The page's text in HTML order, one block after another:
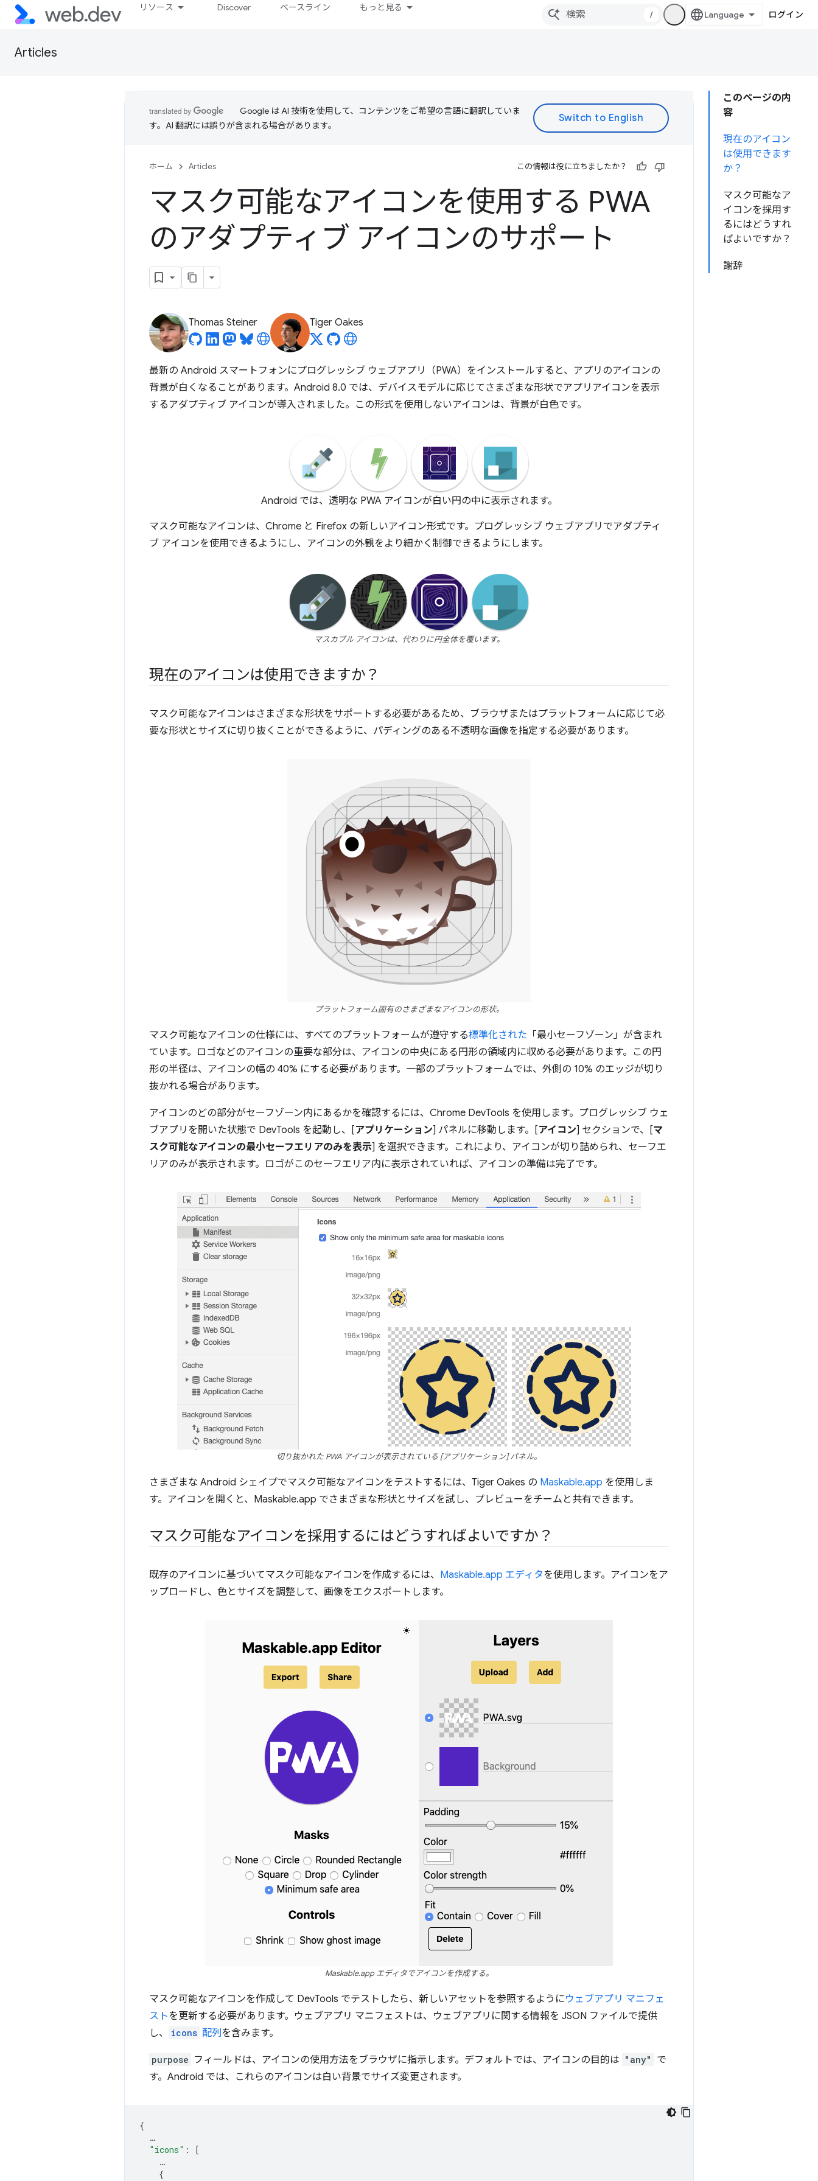
リソース Discover ベースライン もっと見る
/ ログイン
Articles
このページの内
容
現在のアイコン
は使用できます
か？
マスク可能なア
イコンを採用す
るにはどうすれ
ばよいですか？
謝辞
Google は AI 技術を使用して、コンテンツをご希望の言語に翻訳していま
す。AI 翻訳には誤りが含まれる場合があります。
ホーム Articles この情報は役に立ちましたか？
マスク可能なアイコンを使用する PWA
のアダプティブ アイコンのサポート
Thomas Steiner Tiger Oakes
最新の Android スマートフォンにプログレッシブ ウェブアプリ（PWA）をインストールすると、アプリのアイコンの
背景が白くなることがあります。Android 8.0 では、デバイスモデルに応じてさまざまな形状でアプリアイコンを表示
するアダプティブ アイコンが導入されました。この形式を使用しないアイコンは、背景が白色です。
Android では、透明な PWA アイコンが白い円の中に表示されます。
マスク可能なアイコンは、Chrome と Firefox の新しいアイコン形式です。プログレッシブ ウェブアプリでアダプティ
ブ アイコンを使用できるようにし、アイコンの外観をより細かく制御できるようにします。
マスカブル アイコンは、代わりに円全体を覆います。
現在のアイコンは使用できますか？
マスク可能なアイコンはさまざまな形状をサポートする必要があるため、ブラウザまたはプラットフォームに応じて必
要な形状とサイズに切り抜くことができるように、パディングのある不透明な画像を指定する必要があります。
プラットフォーム固有のさまざまなアイコンの形状。
マスク可能なアイコンの仕様には、すべてのプラットフォームが遵守する標準化された 「最小セーフゾーン」が含まれ
ています。ロゴなどのアイコンの重要な部分は、アイコンの中央にある円形の領域内に収める必要があります。この円
形の半径は、アイコンの幅の 40% にする必要があります。一部のプラットフォームでは、外側の 10% のエッジが切り
抜かれる場合があります。
アイコンのどの部分がセーフゾーン内にあるかを確認するには、Chrome DevTools を使用します。プログレッシブ ウェ
ブアプリを開いた状態で DevTools を起動し、[アプリケーション] パネルに移動します。[アイコン] セクションで、[マ
スク可能なアイコンの最小セーフエリアのみを表示] を選択できます。これにより、アイコンが切り詰められ、セーフエ
リアのみが表示されます。ロゴがこのセーフエリア内に表示されていれば、アイコンの準備は完了です。
切り抜かれた PWA アイコンが表示されている [アプリケーション] パネル。
さまざまな Android シェイプでマスク可能なアイコンをテストするには、Tiger Oakes の Maskable.app を使用しま
す。アイコンを開くと、Maskable.app でさまざまな形状とサイズを試し、プレビューをチームと共有できます。
マスク可能なアイコンを採用するにはどうすればよいですか？
既存のアイコンに基づいてマスク可能なアイコンを作成するには、 Maskable.app エディタを使用します。アイコンをア
ップロードし、色とサイズを調整して、画像をエクスポートします。
Maskable.app エディタでアイコンを作成する。
マスク可能なアイコンを作成して DevTools でテストしたら、新しいアセットを参照するようにウェブアプリ マニフェ
ストを更新する必要があります。ウェブアプリ マニフェストは、ウェブアプリに関する情報を JSON ファイルで提供
し、
icons 配列を含みます。
purpose フィールドは、アイコンの使用方法をブラウザに指示します。デフォルトでは、アイコンの目的は "any"
で
す。Android では、これらのアイコンは白い背景でサイズ変更されます。
{
…
"icons" :
[
…
{